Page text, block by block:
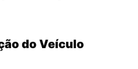
do Veículo